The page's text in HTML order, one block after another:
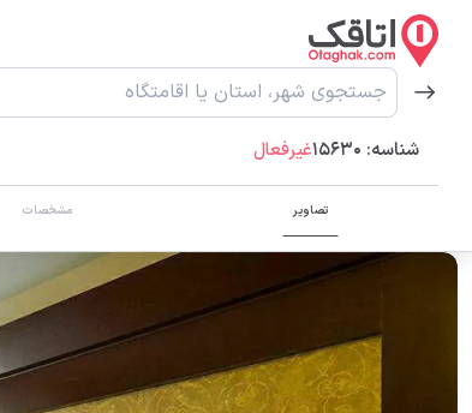
شناسه: 15630غیرفعال
تصاویر مشخصات